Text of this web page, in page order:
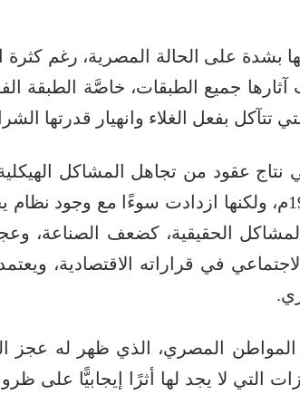
بشدة على الحالة المصرية، رغم
جميع الطبقات، خاصَّة الطبقة
تتآكل بفعل الغلاء وانهيار قدرتها
هي نتاج عقود من تجاهل المشاكل
الجيش على السلطة في 1952م، ولكنها ازدادت سوءًا
الحقيقية، كضعف الصناعة،
الاجتماعي في قراراته الاقتصادية،
المواطن المصري، الذي ظهر له
التي لا يجد لها أثرًا إيجابيًّا